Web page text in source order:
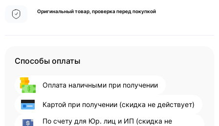
Оригинальный товар, проверка перед покупкой
Способы оплаты
Оплата наличными при получении
Картой при получении (скидка не действует)
По счету для Юр. лиц и ИП (скидка не